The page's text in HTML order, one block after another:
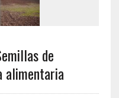
de
alimentaria